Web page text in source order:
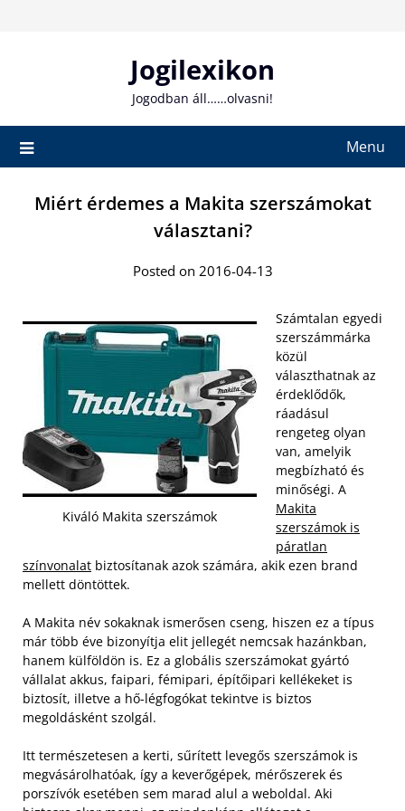
Jogilexikon
Jogodban áll……olvasni!
Menu
Miért érdemes a Makita szerszámokat
választani?
Posted on 2016-04-13
Kiváló Makita szerszámok
Számtalan egyedi
szerszámmárka
közül
választhatnak az
érdeklődők,
ráadásul
rengeteg olyan
van, amelyik
megbízható és
minőségi. A
Makita
szerszámok is
páratlan
színvonalat biztosítanak azok számára, akik ezen brand
mellett döntöttek.
A Makita név sokaknak ismerősen cseng, hiszen ez a típus
már több éve bizonyítja elit jellegét nemcsak hazánkban,
hanem külföldön is. Ez a globális szerszámokat gyártó
vállalat akkus, faipari, fémipari, építőipari kellékeket is
biztosít, illetve a hő-légfogókat tekintve is biztos
megoldásként szolgál.
Itt természetesen a kerti, sűrített levegős szerszámok is
megvásárolhatóak, így a keverőgépek, mérőszerek és
porszívók esetében sem marad alul a weboldal. Aki